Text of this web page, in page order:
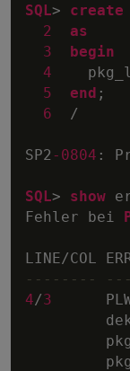
SQL> create
2
as
3
begin
4
5
end ;
6
/
SP2 -0804 :
SQL> show
Fehler bei
LINE/
--------
4/3